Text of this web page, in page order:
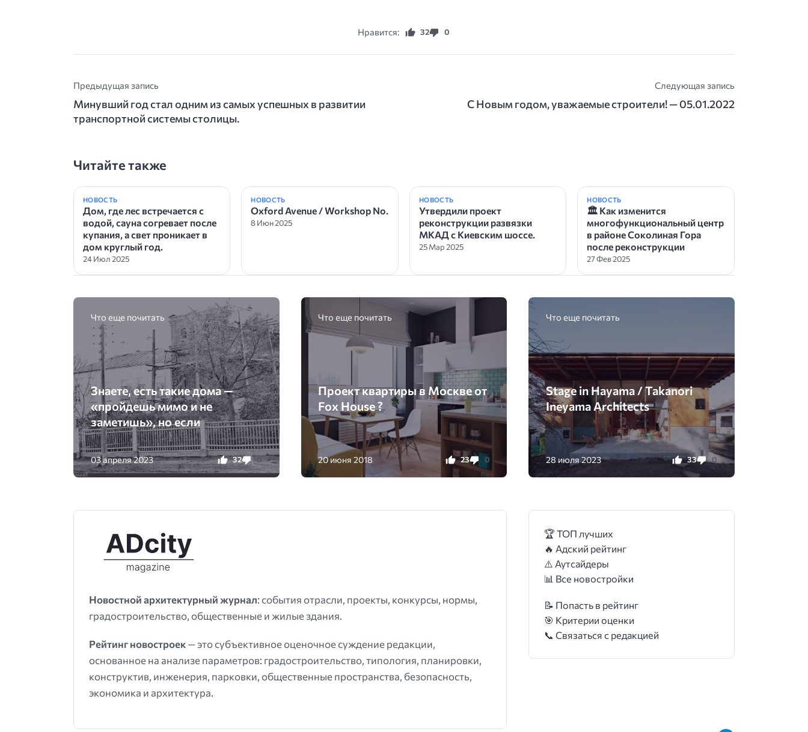
Нравится: 32 0
Предыдущая запись
Минувший год стал одним из самых успешных в развитии
транспортной системы столицы.
Следующая запись
С Новым годом, уважаемые строители! — 05.01.2022
Читайте также
НОВОСТЬ
Дом, где лес встречается с
водой, сауна согревает после
купания, а свет проникает в
дом круглый год.
24 Июл 2025
НОВОСТЬ
Oxford Avenue / Workshop No.
8 Июн 2025
НОВОСТЬ
Утвердили проект
реконструкции развязки
МКАД с Киевским шоссе.
25 Мар 2025
НОВОСТЬ
🏛 Как изменится
многофункциональный центр
в районе Соколиная Гора
после реконструкции
27 Фев 2025
Что еще почитать
Знаете, есть такие дома —
«пройдешь мимо и не
заметишь», но если
03 апреля 2023 32 0
Что еще почитать
Проект квартиры в Москве от
Fox House ?
20 июня 2018 23 0
Что еще почитать
Stage in Hayama / Takanori
Ineyama Architects
28 июля 2023 33 0
Новостной архитектурный журнал: события отрасли, проекты, конкурсы, нормы,
градостроительство, общественные и жилые здания.
Рейтинг новостроек — это субъективное оценочное суждение редакции,
основанное на анализе параметров: градостроительство, типология, планировки,
конструктив, инженерия, парковки, общественные пространства, безопасность,
экономика и архитектура.
🏆 ТОП лучших
🔥 Адский рейтинг
⚠️ Аутсайдеры
📊 Все новостройки
📝 Попасть в рейтинг
🎯 Критерии оценки
📞 Связаться с редакцией